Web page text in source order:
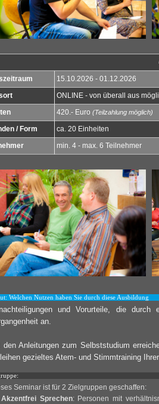
15.10.2026 - 01.12.2026
ONLINE - von überall aus
420.- Euro (Teilzahlung möglich)
/ Form ca. 20 Einheiten
min. 4 - max. 6 Teilnehmer
Welchen Nutzen haben Sie durch diese Ausbildung
und Vorurteile, die
an.
den Anleitungen zum Selbststudium
gezieltes Atem- und Stimmtraining
Seminar ist für 2 Zielgruppen geschaffen:
Sprechen: Personen mit